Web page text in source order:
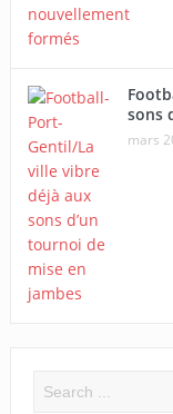
sons
mars